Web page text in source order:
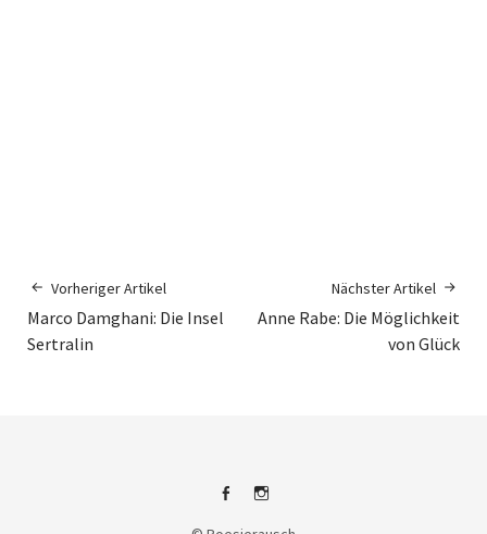
Vorheriger Artikel
Marco Damghani: Die Insel
Sertralin
Nächster Artikel
Anne Rabe: Die Möglichkeit
von Glück
FacebookInstagram